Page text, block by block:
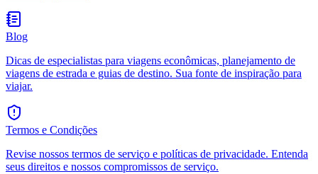
Blog
Dicas de especialistas para viagens econômicas, planejamento de
viagens de estrada e guias de destino. Sua fonte de inspiração para
viajar.
Termos e Condições
Revise nossos termos de serviço e políticas de privacidade. Entenda
seus direitos e nossos compromissos de serviço.